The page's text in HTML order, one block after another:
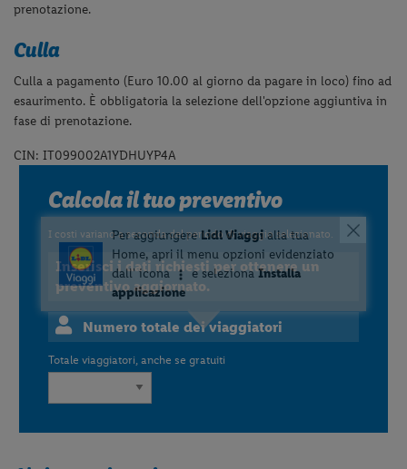
prenotazione.
Culla
Culla a pagamento (Euro 10.00 al giorno da pagare in loco) fino ad
esaurimento. È obbligatoria la selezione dell'opzione aggiuntiva in
fase di prenotazione.
CIN: IT099002A1YDHUYP4A
Calcola il tuo preventivo
I costi variano a seconda del periodo di viaggio selezionato.
Inserisci i dati richiesti per ottenere un
preventivo aggiornato.
Numero totale dei viaggiatori
Totale viaggiatori, anche se gratuiti